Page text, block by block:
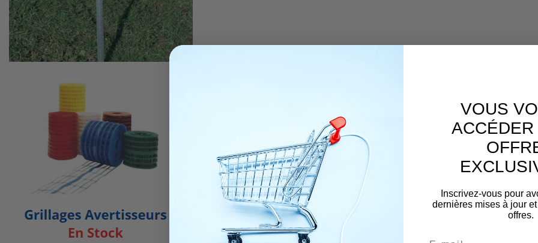
VOUS
Inscrivez-vous pour
dernières mises à jour
offres.